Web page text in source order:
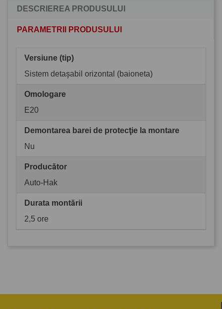
DESCRIEREA PRODUSULUI
PARAMETRII PRODUSULUI
Versiune (tip)
Sistem detașabil orizontal (baioneta)
Omologare
E20
Demontarea barei de protecţie la montare
Nu
Producător
Auto-Hak
Durata montării
2,5 ore